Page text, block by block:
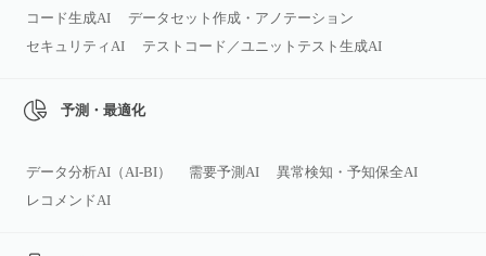
コード生成AI
データセット作成・アノテーション
セキュリティAI
テストコード／ユニットテスト生成AI
予測・最適化
データ分析AI（AI‑BI） 需要予測AI
異常検知・予知保全AI
レコメンドAI